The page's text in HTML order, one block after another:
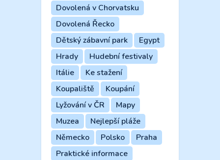
Dovolená v Chorvatsku
Dovolená Řecko
Dětský zábavní park
Egypt
Hrady
Hudební festivaly
Itálie
Ke stažení
Koupaliště
Koupání
Lyžování v ČR
Mapy
Muzea
Nejlepší pláže
Německo
Polsko
Praha
Praktické informace